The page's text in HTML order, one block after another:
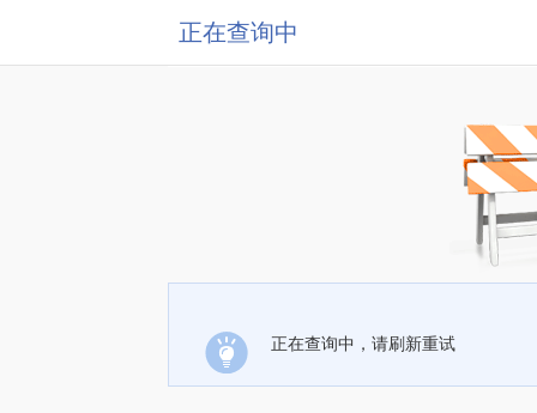
正在查询中
正在查询中，请刷新重试